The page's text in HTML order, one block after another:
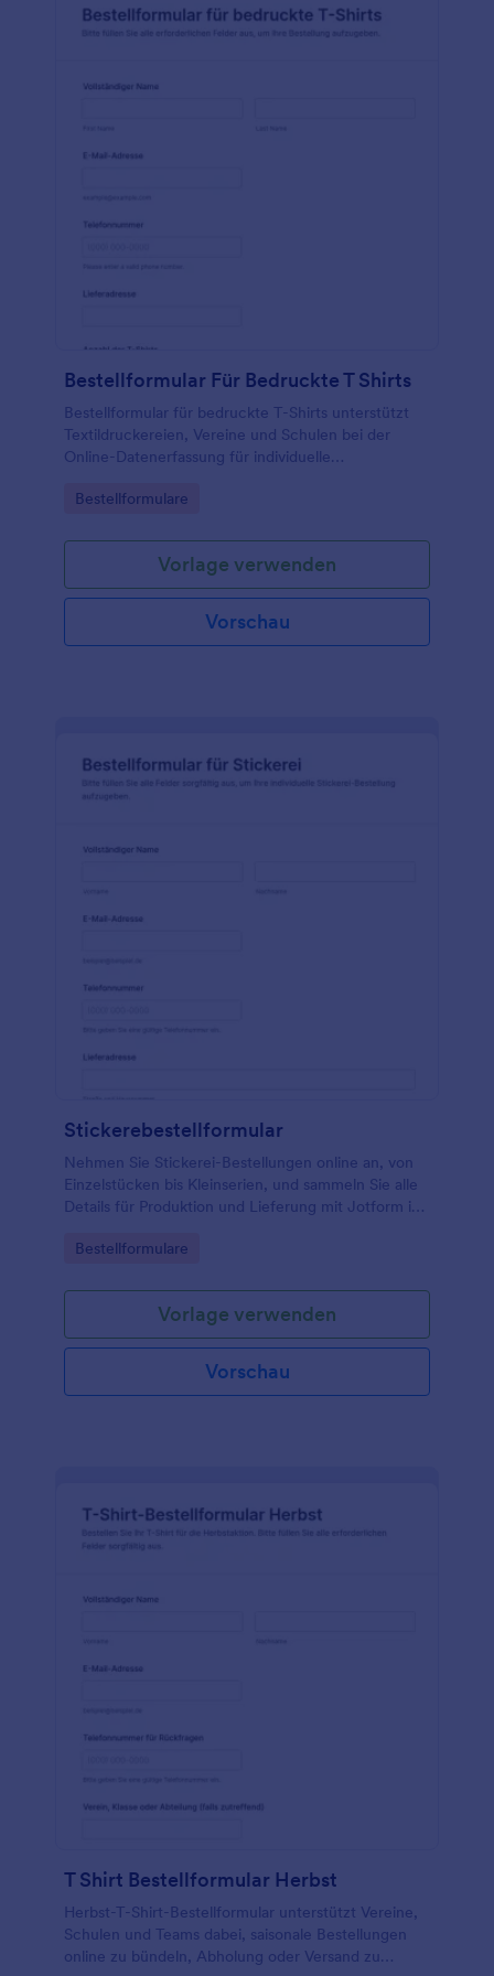
Bestellformular Für Bedruckte T Shirts
Bestellformular für bedruckte T-Shirts unterstützt
Textildruckereien, Vereine und Schulen bei der
Online-Datenerfassung für individuelle
übersichtliche Formularantworten.
Go to Category:
Bestellformulare
Vorlage verwenden
Vorschau
Stickerebestellformular
Nehmen Sie Stickerei-Bestellungen online an, von
Einzelstücken bis Kleinserien, und sammeln Sie alle
Details für Produktion und Lieferung mit Jotform im
Go to Category:
Bestellformulare
Vorlage verwenden
Vorschau
T Shirt Bestellformular Herbst
Herbst-T-Shirt-Bestellformular unterstützt Vereine,
Schulen und Teams dabei, saisonale Bestellungen
online zu bündeln, Abholung oder Versand zu